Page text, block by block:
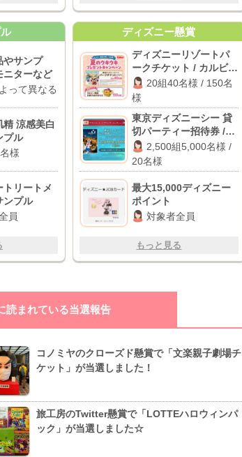
やサンプ
ニターなど
って異なる
精 涼感美白
プル
様
トリートメ
ンプル
員
ディズニー懸賞
ディズニーリゾートパ
ークチケット / カルビー
お菓子詰め合わせ
20組40名様 / 150名
様
東京ディズニーシー 貸
切パーティー招待券 /
JALグループ国内線往復
航空券
2,500組5,000名様 /
20名様
最大15,000ディズニー
ポイント
対象者全員
もっと見る
読まれている当選報告
コノミヤのクローズド懸賞で「文楽親子劇場チ
ケット」が当選しました！
旅工房のTwitter懸賞で「LOTTEハロウィンパ
ック」が当選しました☆